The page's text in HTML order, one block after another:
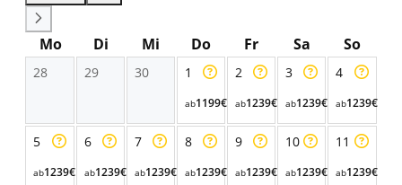
Mo Di Mi Do Fr Sa So
28 29 30 1
ab1199€
2
ab1239€
3
ab1239€
4
ab1239€
5
ab1239€
6
ab1239€
7
ab1239€
8
ab1239€
9
ab1239€
10
ab1239€
11
ab1239€